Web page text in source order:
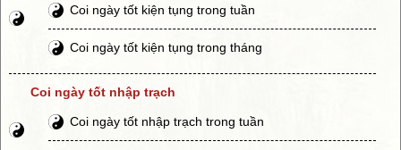
Coi ngày tốt kiện tụng trong tuần
Coi ngày tốt kiện tụng trong tháng
Coi ngày tốt nhập trạch
Coi ngày tốt nhập trạch trong tuần